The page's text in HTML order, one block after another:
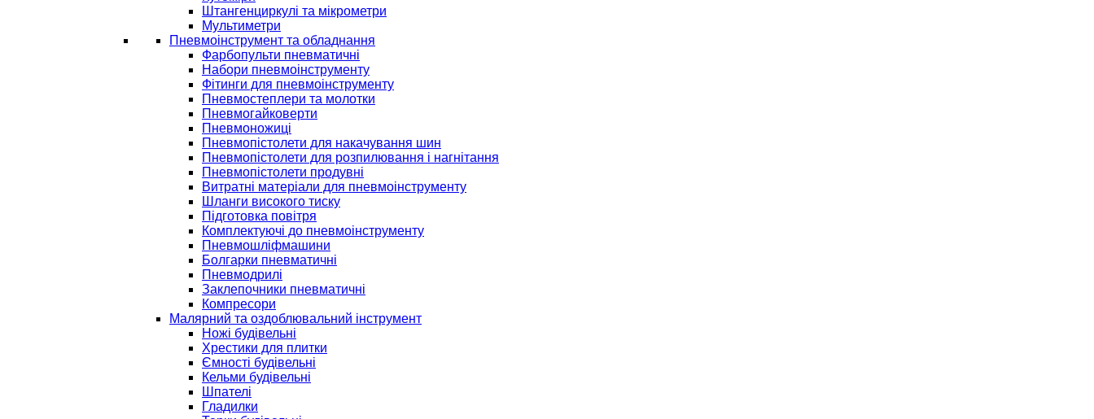
Штангенциркулі та мікрометри
Мультиметри
Пневмоінструмент та обладнання
Фарбопульти пневматичні
Набори пневмоінструменту
Фітинги для пневмоінструменту
Пневмостеплери та молотки
Пневмогайковерти
Пневмоножиці
Пневмопістолети для накачування шин
Пневмопістолети для розпилювання і нагнітання
Пневмопістолети продувні
Витратні матеріали для пневмоінструменту
Шланги високого тиску
Підготовка повітря
Комплектуючі до пневмоінструменту
Пневмошліфмашини
Болгарки пневматичні
Пневмодрилі
Заклепочники пневматичні
Компресори
Малярний та оздоблювальний інструмент
Ножі будівельні
Хрестики для плитки
Ємності будівельні
Кельми будівельні
Шпателі
Гладилки